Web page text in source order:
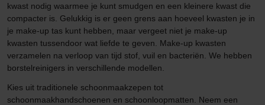
kwast nodig waarmee je kunt smudgen en een kleinere kwast die
compacter is. Gelukkig is er geen grens aan hoeveel kwasten je in
je make-up tas kunt hebben, maar vergeet niet je make-up
kwasten tussendoor wat liefde te geven. Make-up kwasten
verzamelen na verloop van tijd stof, vuil en bacteriën. We hebben
borstelreinigers in verschillende modellen.
Kies uit traditionele schoonmaakzepen tot
schoonmaakhandschoenen en schoonloopmatten. Neem een